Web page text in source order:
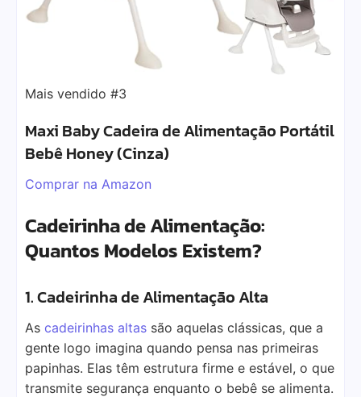
Mais vendido #3
Maxi Baby Cadeira de Alimentação Portátil
Bebê Honey (Cinza)
Comprar na Amazon
Cadeirinha de Alimentação:
Quantos Modelos Existem?
1. Cadeirinha de Alimentação Alta
As cadeirinhas altas são aquelas clássicas, que a
gente logo imagina quando pensa nas primeiras
papinhas. Elas têm estrutura firme e estável, o que
transmite segurança enquanto o bebê se alimenta.